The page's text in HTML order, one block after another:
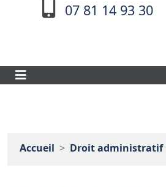
07 81 14 93 30
Accueil Droit administratif